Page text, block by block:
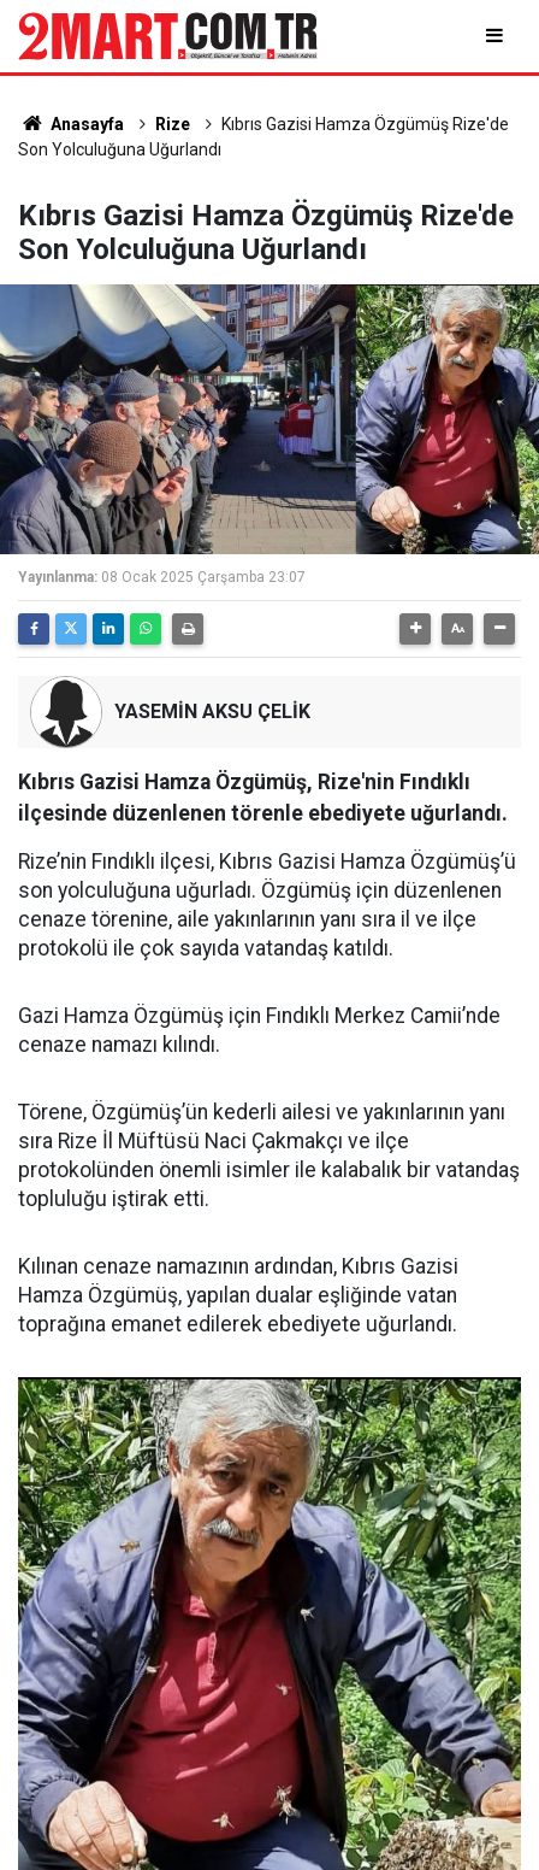
Anasayfa Rize
Kıbrıs Gazisi Hamza Özgümüş Rize'de
Son Yolculuğuna Uğurlandı
Kıbrıs Gazisi Hamza Özgümüş Rize'de
Son Yolculuğuna Uğurlandı
Yayınlanma: 08 Ocak 2025 Çarşamba 23:07
YASEMİN AKSU ÇELİK
Kıbrıs Gazisi Hamza Özgümüş, Rize'nin Fındıklı
ilçesinde düzenlenen törenle ebediyete uğurlandı.
Rize’nin Fındıklı ilçesi, Kıbrıs Gazisi Hamza Özgümüş’ü
son yolculuğuna uğurladı. Özgümüş için düzenlenen
cenaze törenine, aile yakınlarının yanı sıra il ve ilçe
protokolü ile çok sayıda vatandaş katıldı.
Gazi Hamza Özgümüş için Fındıklı Merkez Camii’nde
cenaze namazı kılındı.
Törene, Özgümüş’ün kederli ailesi ve yakınlarının yanı
sıra Rize İl Müftüsü Naci Çakmakçı ve ilçe
protokolünden önemli isimler ile kalabalık bir vatandaş
topluluğu iştirak etti.
Kılınan cenaze namazının ardından, Kıbrıs Gazisi
Hamza Özgümüş, yapılan dualar eşliğinde vatan
toprağına emanet edilerek ebediyete uğurlandı.